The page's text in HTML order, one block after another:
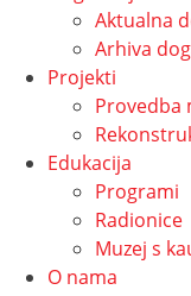
Aktualna
Arhiva
Projekti
Provedba
Edukacija
Programi
Radionice
Muzej s
O nama